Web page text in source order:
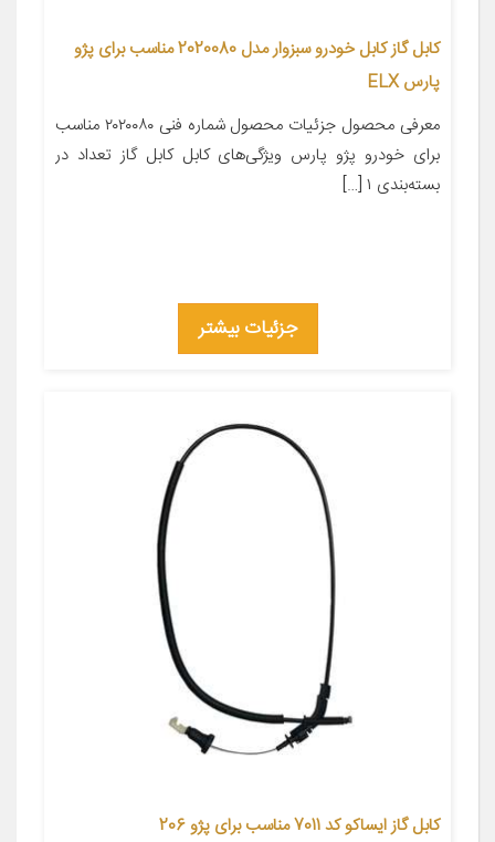
کابل گاز کابل خودرو سبزوار مدل 2020080 مناسب برای پژو
پارس ELX
معرفی محصول جزئیات محصول شماره فنی ۲۰۲۰۰۸۰ مناسب
برای خودرو پژو پارس ویژگی‌های کابل کابل گاز تعداد در
بسته‌بندی ۱ […]
جزئیات بیشتر
کابل گاز ایساکو کد 7011 مناسب برای پژو 206